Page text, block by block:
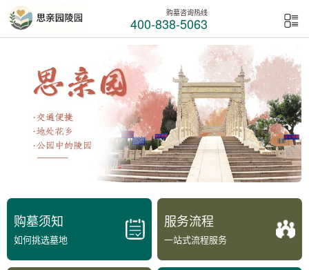
购墓咨询热线
400-838-5063
购墓须知
如何挑选墓地
服务流程
一站式流程服务